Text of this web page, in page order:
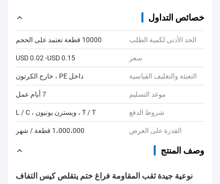
خصائص التداول
الحد الأدنى لكمية الطلب 10000 قطعة تعتمد على الحجم
سعر USD 0.02 -USD 0.15
التعبئة والتغليف القياسية داخل PE ، خارج الكرتون
موعد التسليم 7 أيام عمل
شروط الدفع T / T ، ويسترن يونيون ، L / C
القدرة على العرض 1،000،000 قطعة / شهر
وصف المنتج
نوعية جيدة ثقب المقاومة فراغ ختم يتقلص كيس التفاف